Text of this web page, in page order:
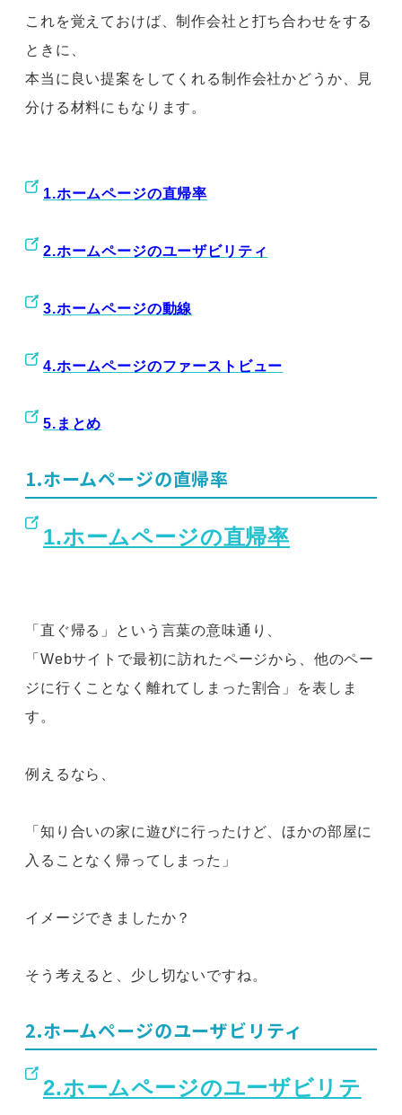
これを覚えておけば、制作会社と打ち合わせをする
ときに、
本当に良い提案をしてくれる制作会社かどうか、見
分ける材料にもなります。
1.ホームページの直帰率
2.ホームページのユーザビリティ
3.ホームページの動線
4.ホームページのファーストビュー
5.まとめ
1.ホームページの直帰率
1.ホームページの直帰率
「直ぐ帰る」という言葉の意味通り、
「Webサイトで最初に訪れたページから、他のペー
ジに行くことなく離れてしまった割合」を表しま
す。
例えるなら、
「知り合いの家に遊びに行ったけど、ほかの部屋に
入ることなく帰ってしまった」
イメージできましたか？
そう考えると、少し切ないですね。
2.ホームページのユーザビリティ
2.ホームページのユーザビリテ